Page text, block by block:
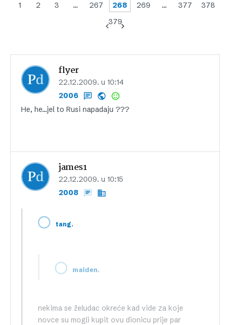
1 2 3 … 267 268 269 … 377
378
379
flyer
22.12.2009. u 10:14
2006
He, he…jel to Rusi napadaju ???
james1
22.12.2009. u 10:15
2008
tang,
maiden,
nekima se želudac okreće kad vide za koje
novce su mogli kupit ovu dionicu prije par